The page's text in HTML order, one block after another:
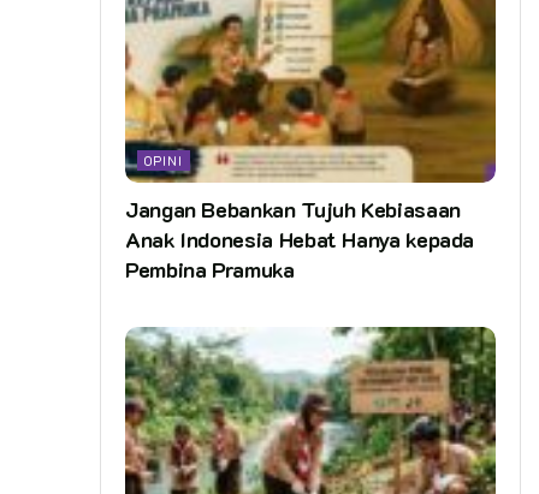
OPINI
Jangan Bebankan Tujuh Kebiasaan
Anak Indonesia Hebat Hanya kepada
Pembina Pramuka